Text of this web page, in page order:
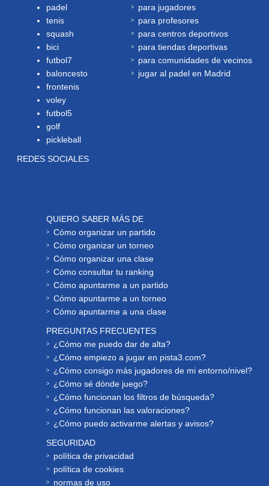
padel
tenis
squash
bici
futbol7
baloncesto
frontenis
voley
futbol5
golf
pickleball
para jugadores
para profesores
para centros deportivos
para tiendas deportivas
para comunidades de vecinos
jugar al padel en Madrid
REDES SOCIALES
QUIERO SABER MÁS DE
Cómo organizar un partido
Cómo organizar un torneo
Cómo organizar una clase
Cómo consultar tu ranking
Cómo apuntarme a un partido
Cómo apuntarme a un torneo
Cómo apuntarme a una clase
PREGUNTAS FRECUENTES
¿Cómo me puedo dar de alta?
¿Cómo empiezo a jugar en pista3.com?
¿Cómo consigo más jugadores de mi entorno/nivel?
¿Cómo sé dónde juego?
¿Cómo funcionan los filtros de búsqueda?
¿Cómo funcionan las valoraciones?
¿Cómo puedo activarme alertas y avisos?
SEGURIDAD
política de privacidad
política de cookies
normas de uso